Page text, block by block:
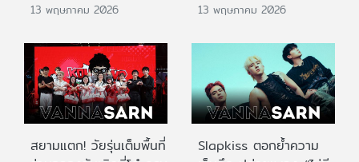
13 พฤษภาคม 2026 13 พฤษภาคม 2026
สยามแตก! วัยรุ่นเต็มพื้นที่
Slapkiss ตอกย้ำความ